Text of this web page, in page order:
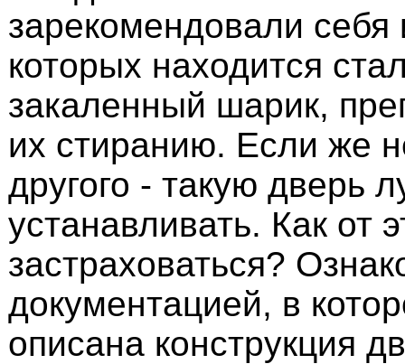
зарекомендовали себя
которых находится
закаленный шарик,
их стиранию. Если же
другого - такую дверь
устанавливать. Как от
застраховаться?
документацией, в
описана конструкция